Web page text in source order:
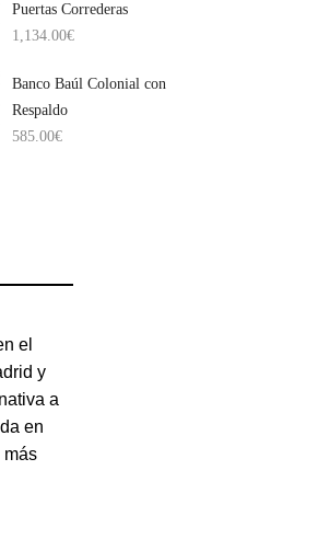
Puertas Correderas
1,134.00€
Banco Baúl Colonial con
Respaldo
585.00€
el
y
a
en
más